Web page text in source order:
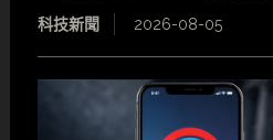
科技新聞 2026-08-05